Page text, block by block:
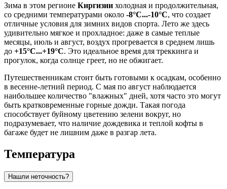
Зима в этом регионе Киргизии холодная и продолжительная,
со средними температурами около -8°C...-10°C, что создает
отличные условия для зимних видов спорта. Лето же здесь
удивительно мягкое и прохладное: даже в самые теплые
месяцы, июль и август, воздух прогревается в среднем лишь
до +15°C...+19°C. Это идеальное время для треккинга и
прогулок, когда солнце греет, но не обжигает.
Путешественникам стоит быть готовыми к осадкам, особенно
в весенне-летний период. С мая по август наблюдается
наибольшее количество "влажных" дней, хотя часто это могут
быть кратковременные горные дожди. Такая погода
способствует буйному цветению зелени вокруг, но
подразумевает, что наличие дождевика и теплой кофты в
багаже будет не лишним даже в разгар лета.
Температура
Нашли неточность?